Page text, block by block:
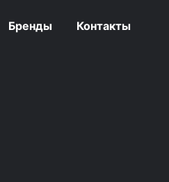
Бренды Контакты